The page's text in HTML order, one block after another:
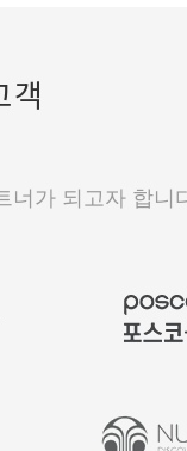
객
너가 되고자 합니